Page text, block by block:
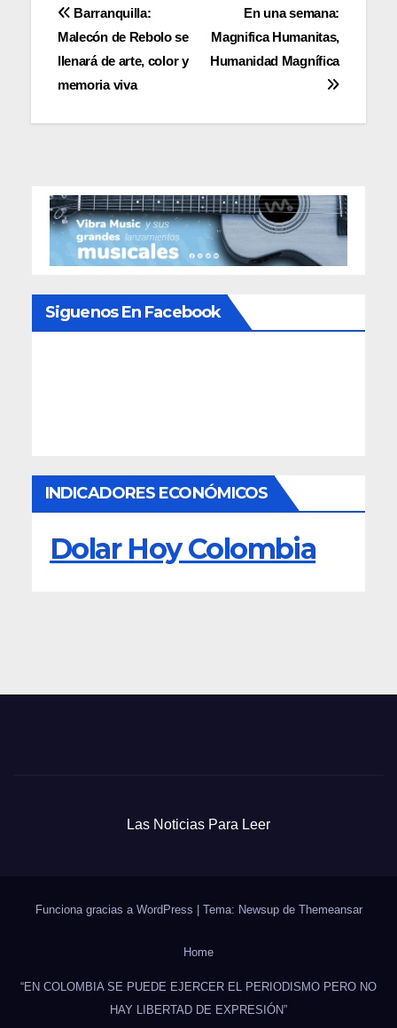
Navegación
de
entradas
En una semana:
Magnifica Humanitas,
Humanidad Magnífica
Barranquilla:
Malecón de Rebolo se
llenará de arte, color y
memoria viva
Siguenos En Facebook
INDICADORES ECONÓMICOS
Dolar Hoy Colombia
Las Noticias Para Leer
Funciona gracias a WordPress Tema: Newsup de Themeansar
Home
“EN COLOMBIA SE PUEDE EJERCER EL PERIODISMO PERO NO
HAY LIBERTAD DE EXPRESIÓN”